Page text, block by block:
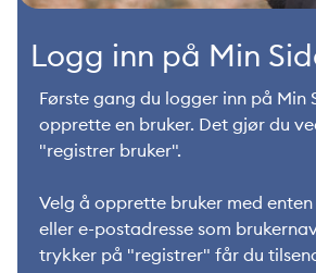
Logg inn på Min
Første gang du logger inn på Min
opprette en bruker. Det gjør du
"registrer bruker".
Velg å opprette bruker med
eller e-postadresse som
trykker på "registrer" får du